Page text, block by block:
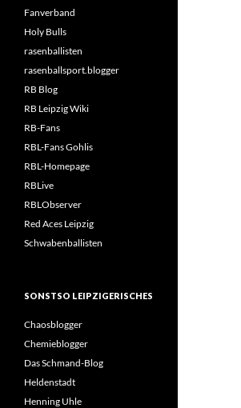
Fanverband
Holy Bulls
rasenballisten
rasenballsport.blogger
RB Blog
RB Leipzig Wiki
RB-Fans
RBL-Fans Gohlis
RBL-Homepage
RBLive
RBLObserver
Red Aces Leipzig
Schwabenballisten
SONSTSO LEIPZIGERISCHES
Chaosblogger
Chemieblogger
Das Schmand-Blog
Heldenstadt
Henning Uhle